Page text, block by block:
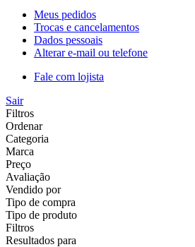
Meus pedidos
Trocas e cancelamentos
Dados pessoais
Alterar e-mail ou telefone
Fale com lojista
Sair
Filtros
Ordenar
Categoria
Marca
Preço
Avaliação
Vendido por
Tipo de compra
Tipo de produto
Filtros
Resultados para